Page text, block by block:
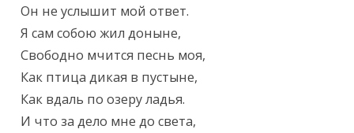
Он не услышит мой ответ.
Я сам собою жил доныне,
Свободно мчится песнь моя,
Как птица дикая в пустыне,
Как вдаль по озеру ладья.
И что за дело мне до света,